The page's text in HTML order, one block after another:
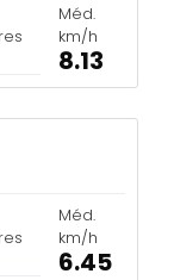
Méd.
km/h
8.13
Méd.
km/h
6.45